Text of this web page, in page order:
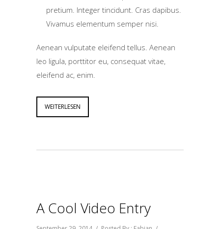
pretium. Integer tincidunt. Cras dapibus.
Vivamus elementum semper nisi.
Aenean vulputate eleifend tellus. Aenean
leo ligula, porttitor eu, consequat vitae,
eleifend ac, enim.
WEITERLESEN
A Cool Video Entry